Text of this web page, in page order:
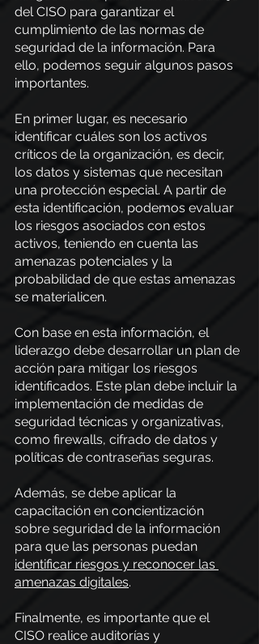
del CISO para garantizar el
cumplimiento de las normas de
seguridad de la información. Para
ello, podemos seguir algunos pasos
importantes.
En primer lugar, es necesario
identificar cuáles son los activos
críticos de la organización, es decir,
los datos y sistemas que necesitan
una protección especial. A partir de
esta identificación, podemos evaluar
los riesgos asociados con estos
activos, teniendo en cuenta las
amenazas potenciales y la
probabilidad de que estas amenazas
se materialicen.
Con base en esta información, el
liderazgo debe desarrollar un plan de
acción para mitigar los riesgos
identificados. Este plan debe incluir la
implementación de medidas de
seguridad técnicas y organizativas,
como firewalls, cifrado de datos y
políticas de contraseñas seguras.
Además, se debe aplicar la
capacitación en concientización
sobre seguridad de la información
para que las personas puedan
identificar riesgos y reconocer las
amenazas digitales.
Finalmente, es importante que el
CISO realice auditorías y